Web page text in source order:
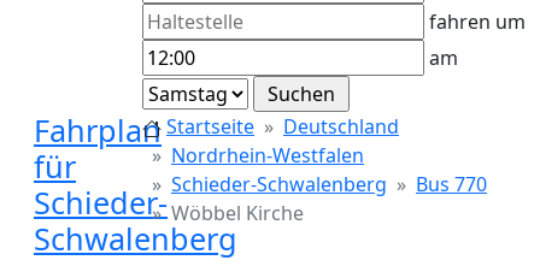
fahren um
am
Fahrplan
für
Schieder-
Schwalenberg
Startseite
Deutschland
Nordrhein-Westfalen
Schieder-Schwalenberg
Bus 770
Wöbbel Kirche